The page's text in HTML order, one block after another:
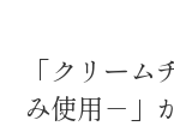
「クリー
み使用－」